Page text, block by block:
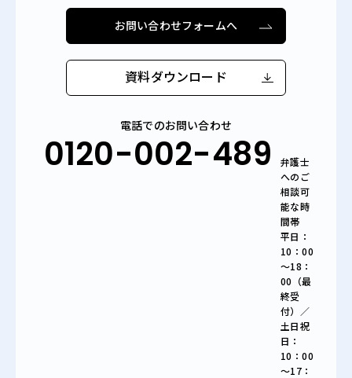
お問い合わせフォームへ
資料ダウンロード
電話でのお問い合わせ
0120-002-489
弁護士
へのご
相談可
能な時
間帯
平日：
10：00
～18：
00（最
終受
付）／
土日祝
日：
10：00
～17：